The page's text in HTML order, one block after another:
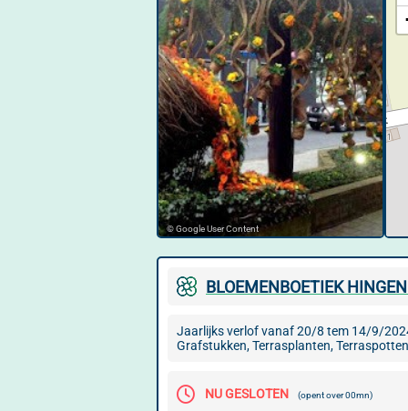
© Google User Content
BLOEMENBOETIEK
Jaarlijks verlof vanaf 20/8 tem 14/9/
Grafstukken, Terrasplanten,
NU GESLOTEN (opent over 00mn)